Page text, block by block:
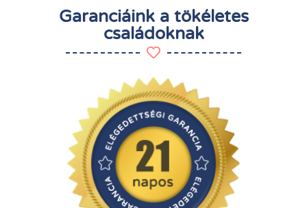
Garanciáink a tökéletes
családoknak